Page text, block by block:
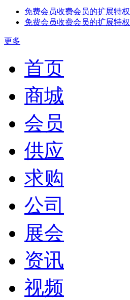
免费会员收费会员的扩展特权
免费会员收费会员的扩展特权
更多
首页
商城
会员
供应
求购
公司
展会
资讯
视频